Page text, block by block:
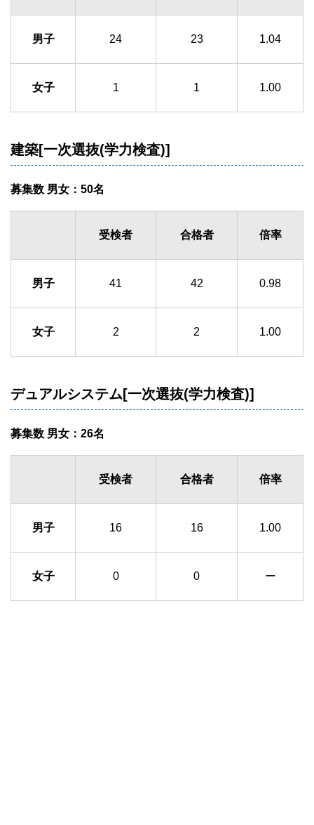
男子 24 23 1.04
女子 1 1 1.00
建築[一次選抜(学力検査)]
募集数 男女：50名
受検者 合格者 倍率
男子 41 42 0.98
女子 2 2 1.00
デュアルシステム[一次選抜(学力検査)]
募集数 男女：26名
受検者 合格者 倍率
男子 16 16 1.00
女子 0 0 ー